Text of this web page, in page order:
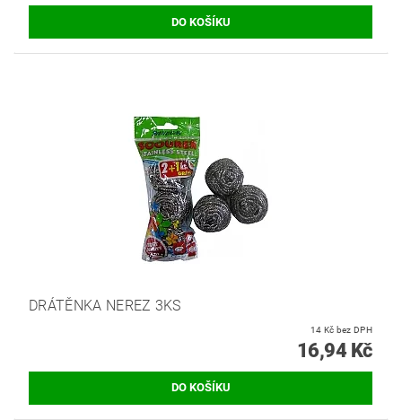
DRÁTĚNKA NEREZ 3KS
14 Kč bez DPH
16,94 Kč